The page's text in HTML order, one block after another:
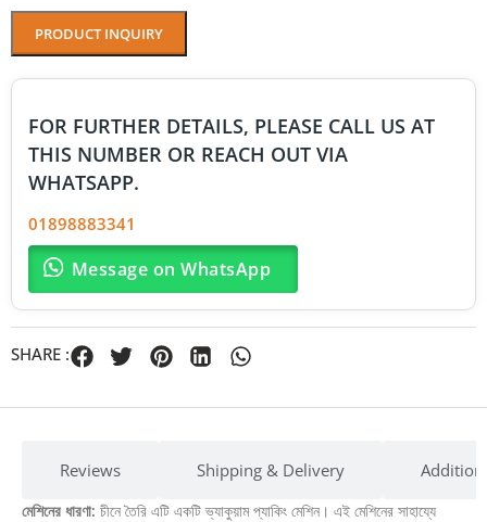
PRODUCT INQUIRY
FOR FURTHER DETAILS, PLEASE CALL US AT
THIS NUMBER OR REACH OUT VIA
WHATSAPP.
01898883341
Message on WhatsApp
SHARE :
Reviews Shipping & Delivery
মেশিনের ধারণা: চীনে তৈরি এটি একটি ভ্যাকুয়াম প্যাকিং মেশিন। এই মেশিনের সাহায্যে